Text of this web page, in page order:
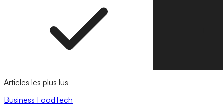
Articles les plus lus
Business FoodTech